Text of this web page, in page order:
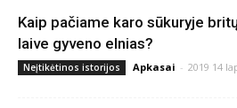
Kaip pačiame karo sūkuryje
laive gyveno elnias?
Neįtikėtinos istorijos Apkasai - 2019 14